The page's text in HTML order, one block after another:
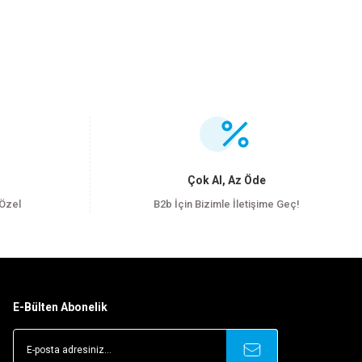
Çok Al, Az Öde
B2b İçin Bizimle İletişime Geç!
E-Bülten Abonelik